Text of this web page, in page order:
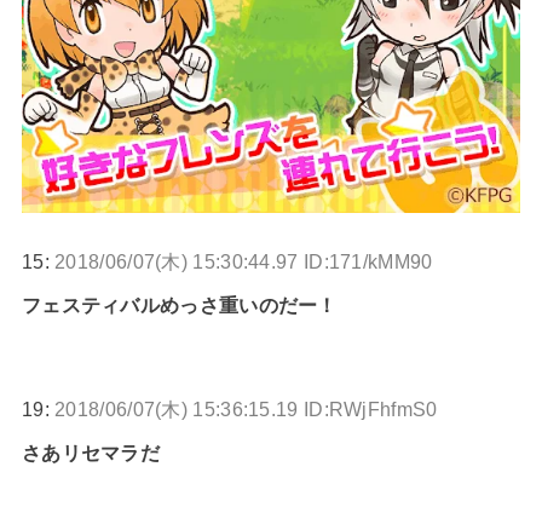
15: 2018/06/07(木) 15:30:44.97 ID:171/kMM90
フェスティバルめっさ重いのだー！
19: 2018/06/07(木) 15:36:15.19 ID:RWjFhfmS0
さあリセマラだ